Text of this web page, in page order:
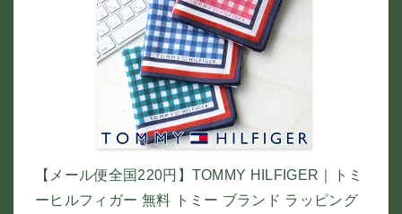
【メール便全国220円】TOMMY HILFIGER｜トミ
ーヒルフィガー 無料 トミー ブランド ラッピング